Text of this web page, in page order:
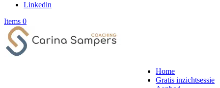
Linkedin
Items 0
Home
Gratis inzichtsessie